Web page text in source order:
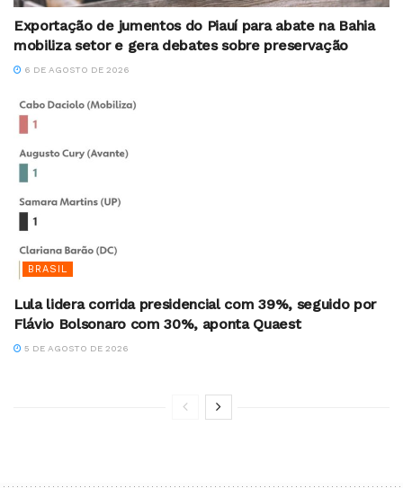
Exportação de jumentos do Piauí para abate na Bahia
mobiliza setor e gera debates sobre preservação
6 DE AGOSTO DE 2026
BRASIL
Lula lidera corrida presidencial com 39%, seguido por
Flávio Bolsonaro com 30%, aponta Quaest
5 DE AGOSTO DE 2026